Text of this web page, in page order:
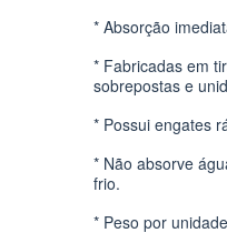
* Absorção
* Fabricadas em
sobrepostas e
* Possui engates
* Não absorve
frio.
* Peso por